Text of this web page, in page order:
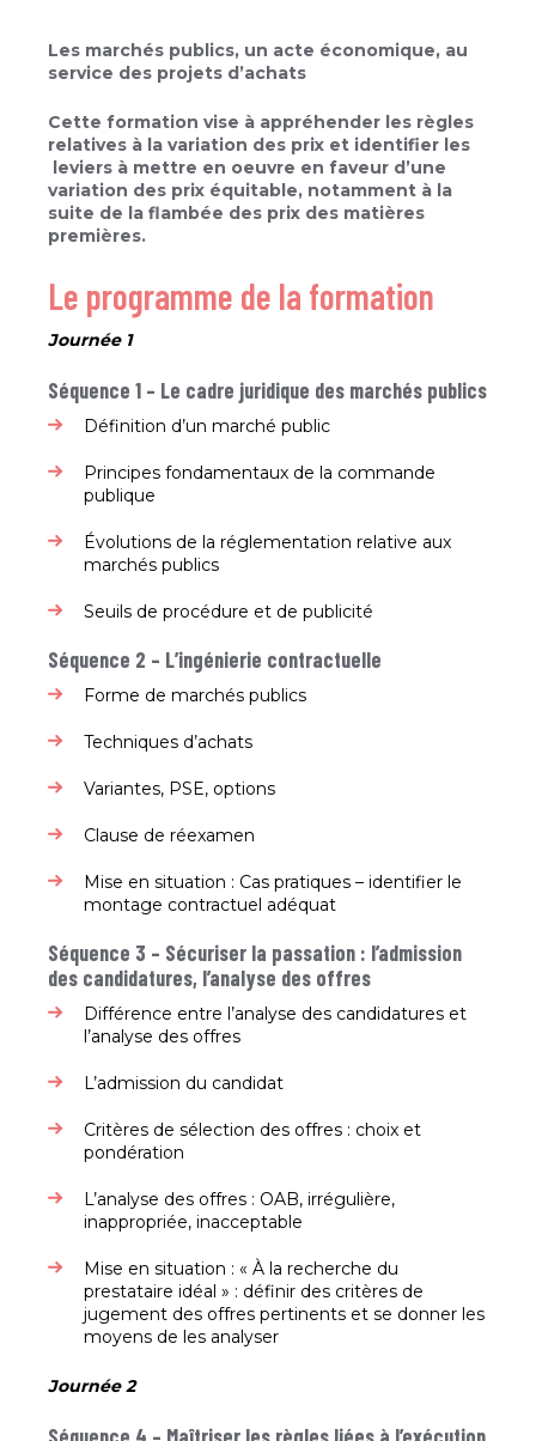
Les marchés publics, un acte économique, au
service des projets d’achats​
Cette formation vise à appréhender les règles
relatives à la variation des prix et identifier les​
leviers à mettre en oeuvre en faveur d’une
variation des prix équitable, notamment à la
suite​ de la flambée des prix des matières
premières.​
Le programme de la formation
Journée 1
Séquence 1 – Le cadre juridique des marchés publics
Définition d’un marché public​
Principes fondamentaux de la commande
publique​
Évolutions de la réglementation relative aux
marchés publics ​
Seuils de procédure et de publicité​
Séquence 2 – L’ingénierie contractuelle
Forme de marchés publics​
Techniques d’achats​
Variantes, PSE, options​
Clause de réexamen​
Mise en situation : Cas pratiques – identifier le
montage contractuel adéquat​
Séquence 3 – Sécuriser la passation : l’admission
des candidatures, l’analyse des offres
Différence entre l’analyse des candidatures et
l’analyse des offres​
L’admission du candidat​
Critères de sélection des offres : choix et
pondération​
L’analyse des offres : OAB, irrégulière,
inappropriée, inacceptable​
Mise en situation : « À la recherche du
prestataire idéal » : définir des critères de
jugement des offres pertinents et se donner les
moyens de les analyser​
Journée 2